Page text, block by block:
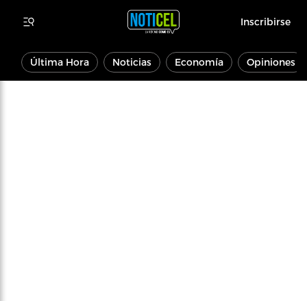
Inscribirse
Última Hora Noticias Economía Opiniones